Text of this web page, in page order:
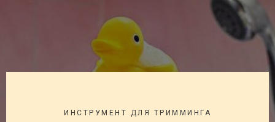
ИНСТРУМЕНТ ДЛЯ ТРИММИНГА